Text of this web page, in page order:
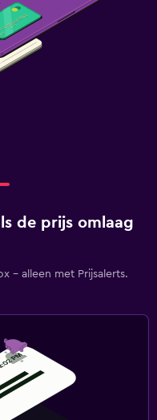
de prijs omlaag
- alleen met Prijsalerts.